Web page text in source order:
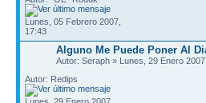
Lunes, 05 Febrero 2007,
17:43
Alguno Me Puede Poner Al
Autor: Seraph » Lunes, 29 Enero
Autor: Redips
Lunes, 29 Enero 2007,